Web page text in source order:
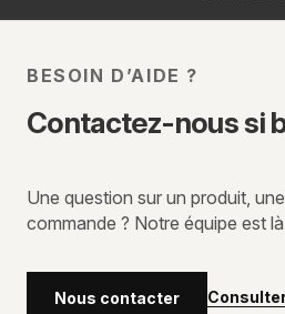
BESOIN D’AIDE ?
Contactez-nous si
Une question sur un produit,
commande ? Notre équipe est
Nous contacter Consulter